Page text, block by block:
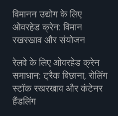
विमानन उद्योग के लिए
ओवरहेड क्रेन: विमान
रखरखाव और संयोजन
रेलवे के लिए ओवरहेड क्रेन
समाधान: ट्रैक बिछाना, रोलिंग
स्टॉक रखरखाव और कंटेनर
हैंडलिंग